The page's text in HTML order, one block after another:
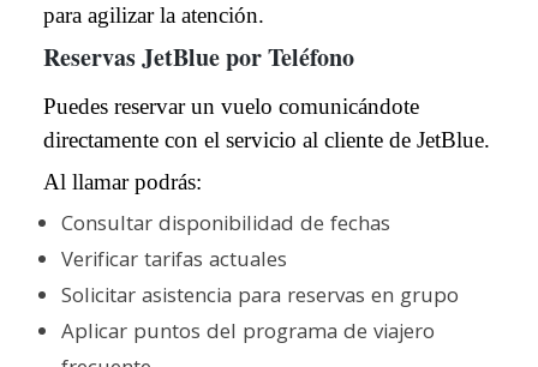
para agilizar la atención.
Reservas JetBlue por Teléfono
Puedes reservar un vuelo comunicándote
directamente con el servicio al cliente de JetBlue.
Al llamar podrás:
Consultar disponibilidad de fechas
Verificar tarifas actuales
Solicitar asistencia para reservas en grupo
Aplicar puntos del programa de viajero